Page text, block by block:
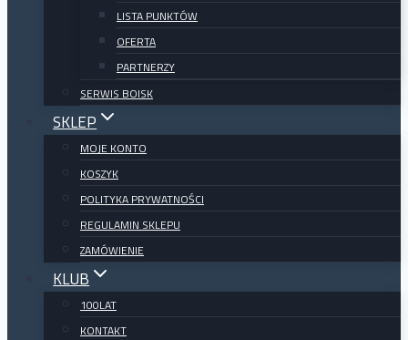
LISTA PUNKTÓW
OFERTA
PARTNERZY
SERWIS BOISK
SKLEP
MOJE KONTO
KOSZYK
POLITYKA PRYWATNOŚCI
REGULAMIN SKLEPU
ZAMÓWIENIE
KLUB
100LAT
KONTAKT